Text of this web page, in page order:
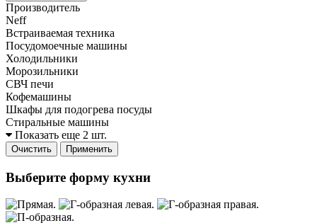
Производитель
Neff
Встраиваемая техника
Посудомоечные машины
Холодильники
Морозильники
СВЧ печи
Кофемашины
Шкафы для подогрева посуды
Стиральные машины
Показать еще 2 шт.
Очистить Применить
Выберите форму кухни